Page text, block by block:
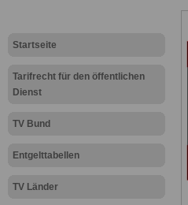
Startseite
Tarifrecht für den öffentlichen
Dienst
TV Bund
Entgelttabellen
TV Länder